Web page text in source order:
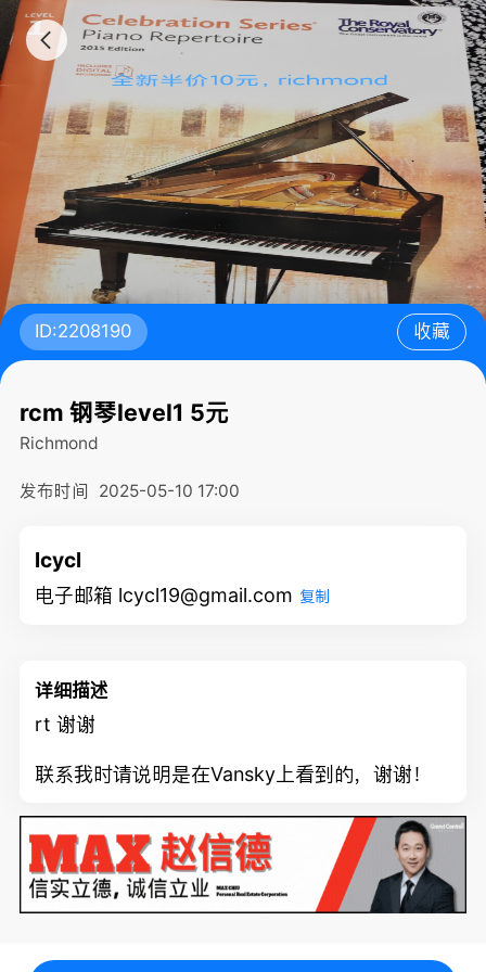
ID:2208190 收藏
rcm 钢琴level1 5元
Richmond
发布时间 2025-05-10 17:00
lcycl
电子邮箱 lcycl19@gmail.com 复制
详细描述
rt 谢谢
联系我时请说明是在Vansky上看到的，谢谢！